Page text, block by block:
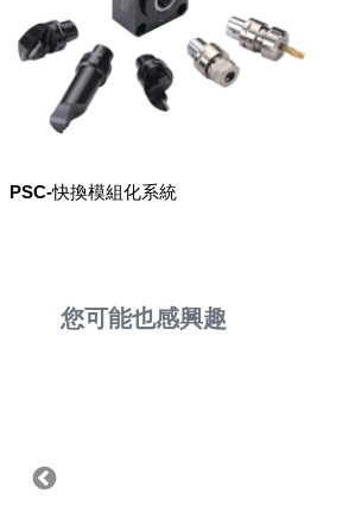
PSC-快換模組化系統
您可能也感興趣